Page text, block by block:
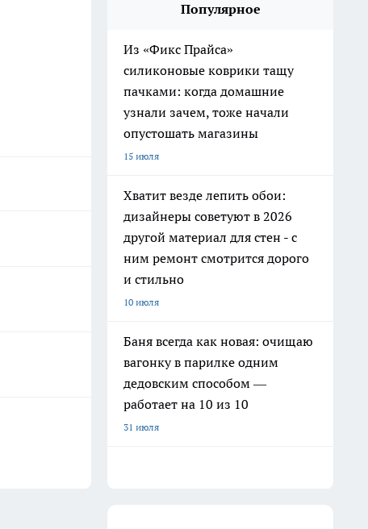
Популярное
Из «Фикс Прайса»
силиконовые коврики тащу
пачками: когда домашние
узнали зачем, тоже начали
опустошать магазины
15 июля
Хватит везде лепить обои:
дизайнеры советуют в 2026
другой материал для стен - с
ним ремонт смотрится дорого
и стильно
10 июля
Баня всегда как новая: очищаю
вагонку в парилке одним
дедовским способом —
работает на 10 из 10
31 июля